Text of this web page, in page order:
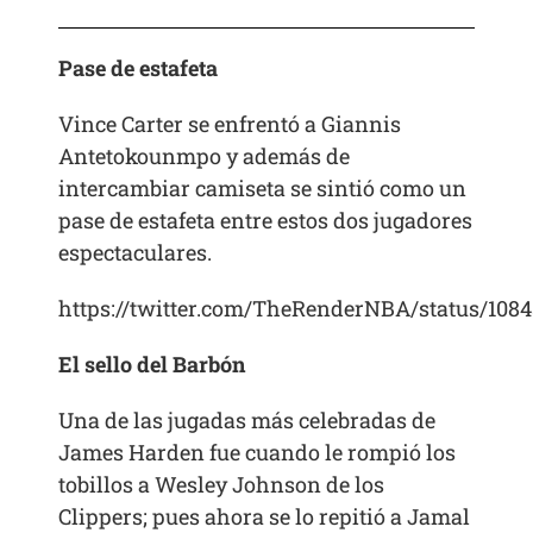
Pase de estafeta
Vince Carter se enfrentó a Giannis
Antetokounmpo y además de
intercambiar camiseta se sintió como un
pase de estafeta entre estos dos jugadores
espectaculares.
https://twitter.com/TheRenderNBA/status/
El sello del Barbón
Una de las jugadas más celebradas de
James Harden fue cuando le rompió los
tobillos a Wesley Johnson de los
Clippers; pues ahora se lo repitió a Jamal